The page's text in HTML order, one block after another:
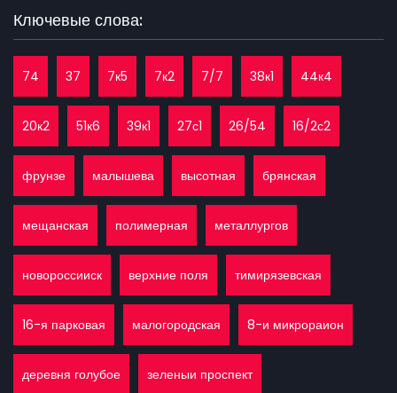
Ключевые слова:
74 37 7к5 7к2 7/7 38к1 44к4
20к2 51к6 39к1 27с1 26/54 16/2с2
фрунзе малышева высотная брянская
мещанская полимерная металлургов
новороссииск верхние поля тимирязевская
16-я парковая малогородская 8-и микрораион
деревня голубое зеленыи проспект